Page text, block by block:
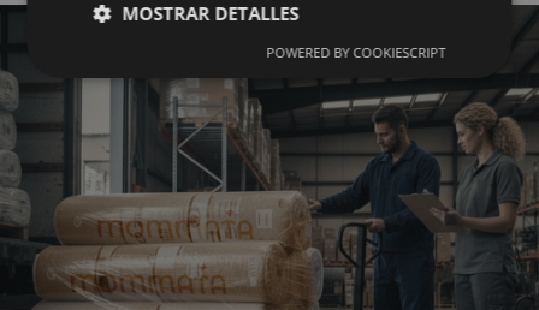
MOSTRAR DETALLES
POWERED BY COOKIESCRIPT